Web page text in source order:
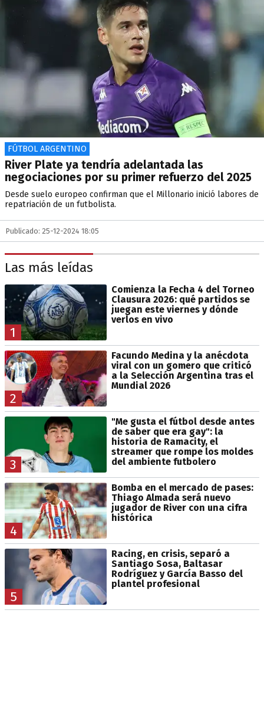
FÚTBOL ARGENTINO
River Plate ya tendría adelantada las
negociaciones por su primer refuerzo del 2025
Desde suelo europeo confirman que el Millonario inició labores de
repatriación de un futbolista.
Publicado: 25-12-2024 18:05
Las más leídas
1
Comienza la Fecha 4 del Torneo
Clausura 2026: qué partidos se
juegan este viernes y dónde
verlos en vivo
2
Facundo Medina y la anécdota
viral con un gomero que criticó
a la Selección Argentina tras el
Mundial 2026
3
"Me gusta el fútbol desde antes
de saber que era gay": la
historia de Ramacity, el
streamer que rompe los moldes
del ambiente futbolero
4
Bomba en el mercado de pases:
Thiago Almada será nuevo
jugador de River con una cifra
histórica
5
Racing, en crisis, separó a
Santiago Sosa, Baltasar
Rodríguez y García Basso del
plantel profesional